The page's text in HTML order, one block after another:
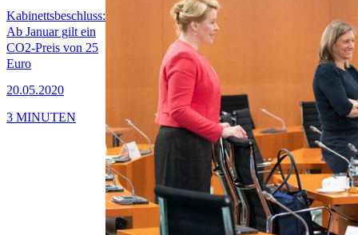
Kabinettsbeschluss:
Ab Januar gilt ein
CO2-Preis von 25
Euro
20.05.2020
3 MINUTEN